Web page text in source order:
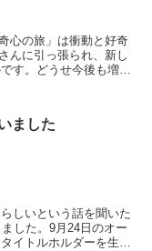
心の旅」は衝動と好奇
んに引っ張られ、新し
す。どうせ今後も増え
ました
しいという話を聞いた
した。9月24日のオー
イトルホルダーを生で